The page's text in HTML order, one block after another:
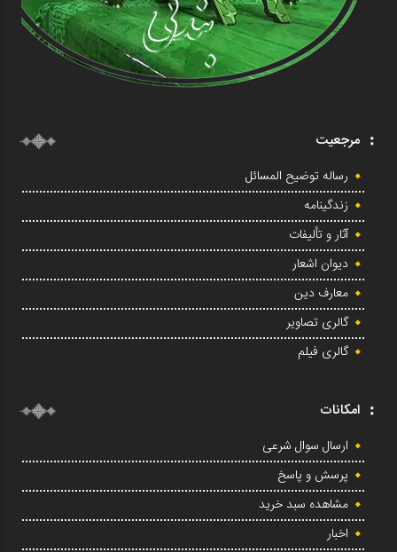
مرجعیت
رساله توضیح المسائل
زندگینامه
آثار و تألیفات
دیوان اشعار
معارف دین
گالری تصاویر
گالری فیلم
امکانات
ارسال سوال شرعی
پرسش و پاسخ
مشاهده سبد خرید
اخبار